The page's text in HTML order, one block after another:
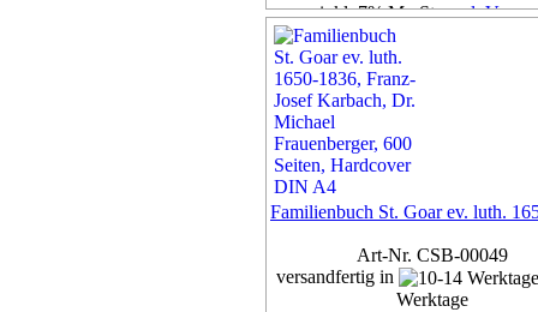
inkl. 7% MwSt,zzgl.
Familienbuch St. Goar ev. luth.
Art-Nr. CSB-00049
versandfertig in
Werktage